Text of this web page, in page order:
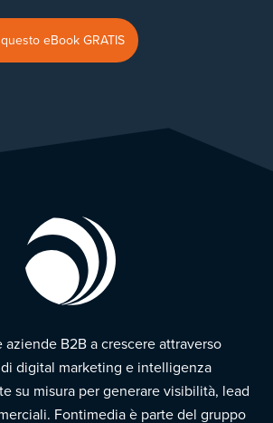
B2B a crescere attraverso
digital marketing e intelligenza
su misura per generare visibilità, lead
Fontimedia è parte del gruppo